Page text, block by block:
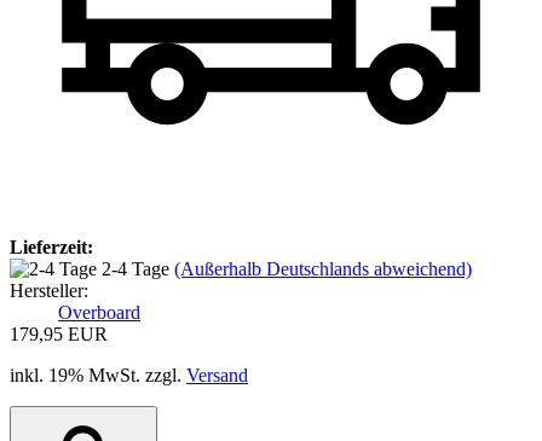
Lieferzeit:
2-4 Tage (Außerhalb Deutschlands abweichend)
Hersteller:
Overboard
179,95 EUR
inkl. 19% MwSt. zzgl. Versand